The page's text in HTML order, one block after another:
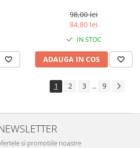
98,00 lei
84,80 lei
IN STOC
ADAUGA IN COS
1 2 3 ... 9
si promotiile noastre